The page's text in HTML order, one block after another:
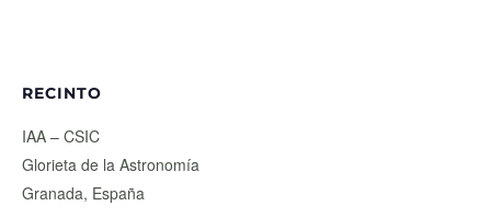
RECINTO
IAA – CSIC
Glorieta de la Astronomía
Granada, España